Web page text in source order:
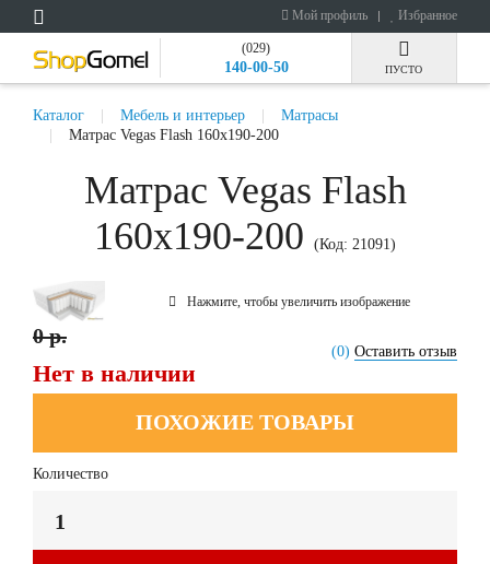
Мой профиль Избранное
(029)
140-00-50 ПУСТО
Каталог Мебель и интерьер
Матрасы
Матрас Vegas Flash 160x190-200
Матрас Vegas Flash
160x190-200
(Код: 21091)
Нажмите, чтобы увеличить изображение
(0) Оставить отзыв
0 р.
Нет в наличии
ПОХОЖИЕ ТОВАРЫ
Количество